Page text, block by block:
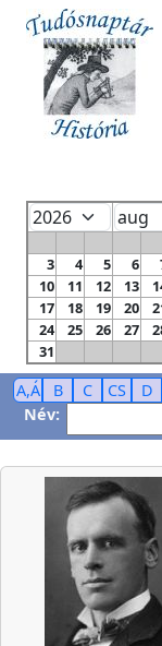
3
4 5 6
10
11 12 13
17
18 19 20
24
25 26 27
31
A,Á B C CS D
Név: